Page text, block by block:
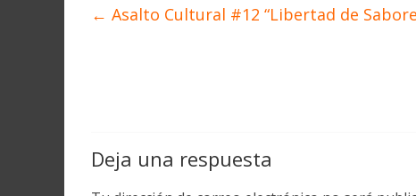
← Asalto Cultural #12 “Libertad de
Deja una respuesta